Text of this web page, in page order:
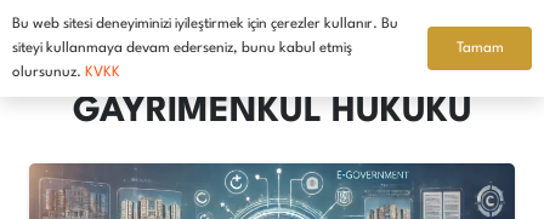
Türkçe
GAYRİMENKUL HUKUKU
Bu web sitesi deneyiminizi iyileştirmek için çerezler kullanır. Bu
siteyi kullanmaya devam ederseniz, bunu kabul etmiş
olursunuz. KVKK
Tamam